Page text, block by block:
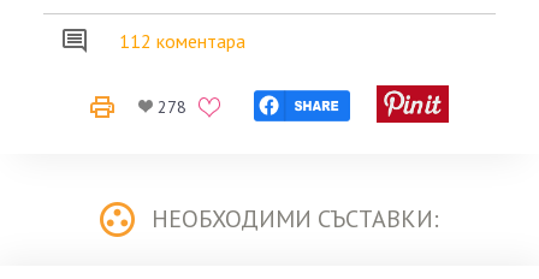
112 коментара
278
НЕОБХОДИМИ СЪСТАВКИ: